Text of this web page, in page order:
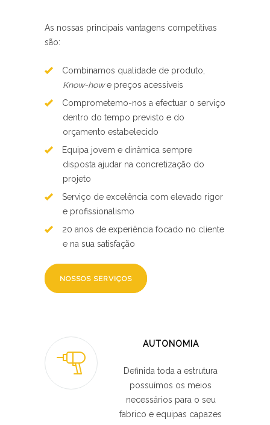
As nossas principais vantagens competitivas
são:
Combinamos qualidade de produto,
Know-howe preços acessíveis
Comprometemo-nos a efectuar o serviço
dentro do tempo previsto e do
orçamento estabelecido
Equipa jovem e dinâmica sempre
disposta ajudar na concretização do
projeto
Serviço de excelência com elevado rigor
e profissionalismo
20 anos de experiência focado no cliente
e na sua satisfação
NOSSOS SERVIÇOS
AUTONOMIA
Definida toda a estrutura
possuímos os meios
necessários para o seu
fabrico e equipas capazes